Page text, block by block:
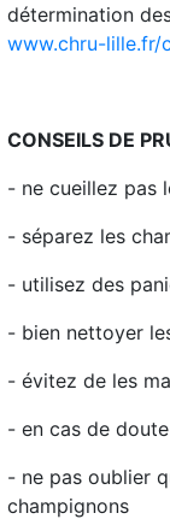
détermination
www.chru-lille.fr/
CONSEILS DE
- ne cueillez pas
- séparez les
- utilisez des
- bien nettoyer
- évitez de les
- en cas de
- ne pas oublier
champignons